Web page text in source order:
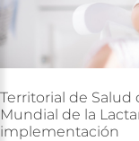
Territorial de Salud
Mundial de la
implementación